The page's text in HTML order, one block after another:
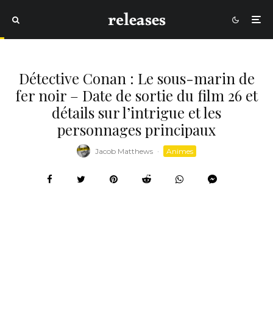
Détective Conan : Le sous-marin de
fer noir – Date de sortie du film 26 et
détails sur l’intrigue et les
personnages principaux
Jacob Matthews · Animes